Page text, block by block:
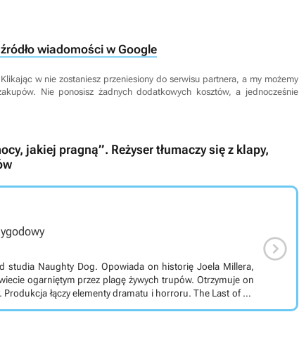
wiadomości w Google
w nie zostaniesz przeniesiony do serwisu partnera, a my możemy
Nie ponosisz żadnych dodatkowych kosztów, a jednocześnie
jakiej pragną”. Reżyser tłumaczy się z klapy,
studia Naughty Dog. Opowiada on historię Joela Millera,
ogarniętym przez plagę żywych trupów. Otrzymuje on
łączy elementy dramatu i horroru. The Last of Us
ekranizację kultowego cyklu gier wideo autorstwa
trupy. W dniu wybuchu pandemii swoją córkę traci Joel
